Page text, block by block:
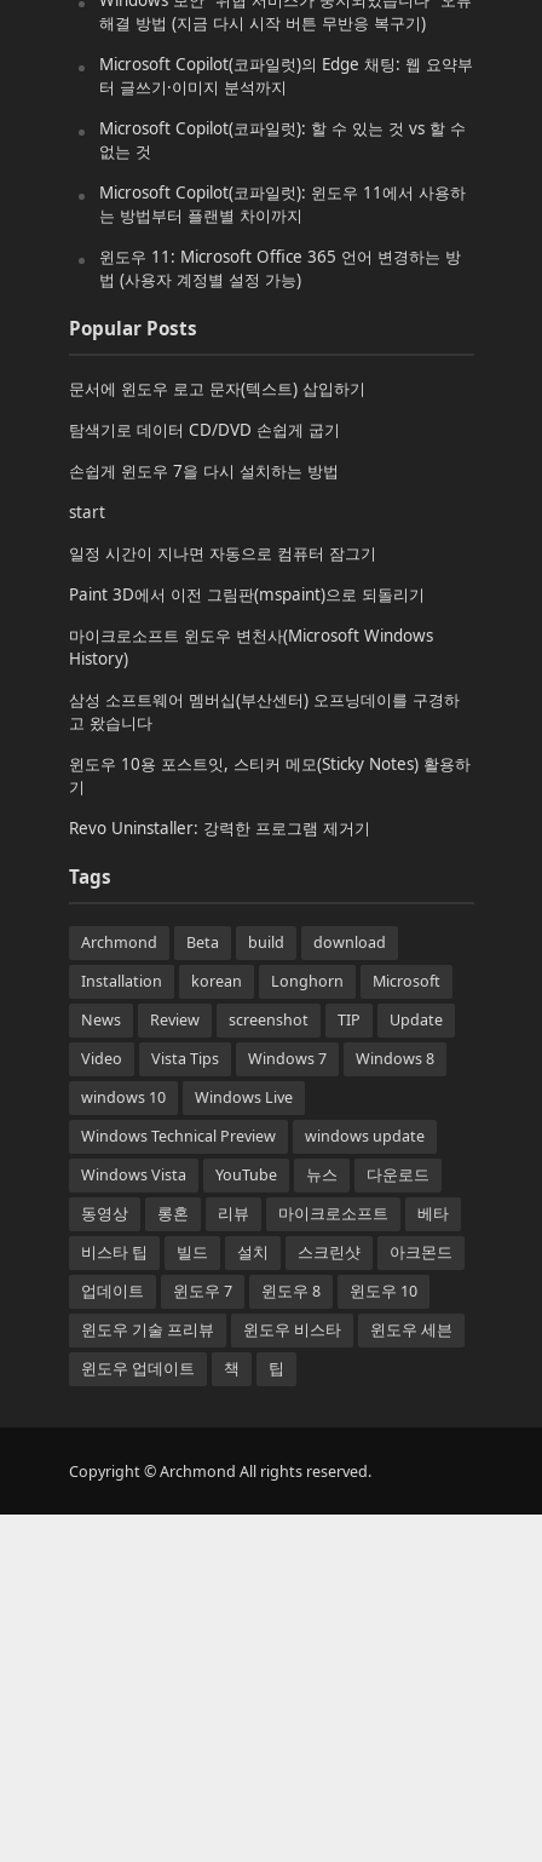
해결 방법 (지금 다시 시작 버튼 무반응 복구기)
Microsoft Copilot(코파일럿)의 Edge 채팅: 웹 요약부
터 글쓰기·이미지 분석까지
Microsoft Copilot(코파일럿): 할 수 있는 것 vs 할 수
없는 것
Microsoft Copilot(코파일럿): 윈도우 11에서 사용하
는 방법부터 플랜별 차이까지
윈도우 11: Microsoft Office 365 언어 변경하는 방
법 (사용자 계정별 설정 가능)
Popular Posts
문서에 윈도우 로고 문자(텍스트) 삽입하기
탐색기로 데이터 CD/DVD 손쉽게 굽기
손쉽게 윈도우 7을 다시 설치하는 방법
start
일정 시간이 지나면 자동으로 컴퓨터 잠그기
Paint 3D에서 이전 그림판(mspaint)으로 되돌리기
마이크로소프트 윈도우 변천사(Microsoft Windows
History)
삼성 소프트웨어 멤버십(부산센터) 오프닝데이를 구경하
고 왔습니다
윈도우 10용 포스트잇, 스티커 메모(Sticky Notes) 활용하
기
Revo Uninstaller: 강력한 프로그램 제거기
Tags
Archmond Beta build
download
Installation
korean Longhorn
Microsoft
News
Review screenshot TIP
Update
Video
Vista Tips Windows 7
Windows 8
windows 10
Windows Live
Windows Technical Preview
windows update
Windows Vista
YouTube 뉴스
다운로드
동영상
롱혼 리뷰 마이크로소프트
베타
비스타 팁
빌드 설치 스크린샷
아크몬드
업데이트
윈도우 7 윈도우 8
윈도우 10
윈도우 기술 프리뷰
윈도우 비스타
윈도우 세븐
윈도우 업데이트
책 팁
Copyright © Archmond All rights reserved.